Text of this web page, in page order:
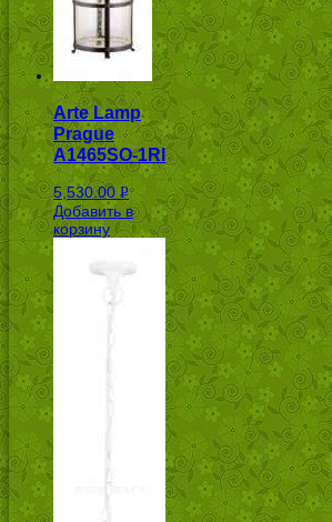
Arte Lamp
Prague
A1465SO-1RI
5,530.00 Р
УБ.
Добавить в
корзину